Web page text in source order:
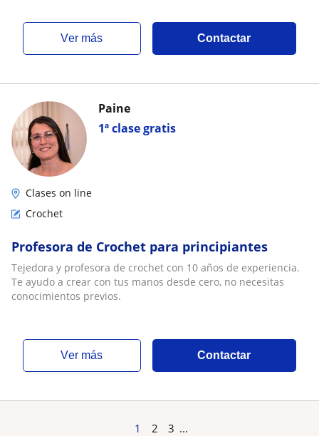
ver más Contactar
1ª clase gratis
Paine
Clases on line
Crochet
Profesora de Crochet para principiantes
Tejedora y profesora de crochet con 10 años de experiencia.
Te ayudo a crear con tus manos desde cero, no necesitas
conocimientos previos.
ver más Contactar
1 2 3 ...